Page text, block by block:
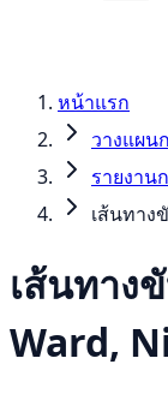
หน้าแรก
วางแผน
รายงาน
เส้นทาง
เส้นทาง
Ward,